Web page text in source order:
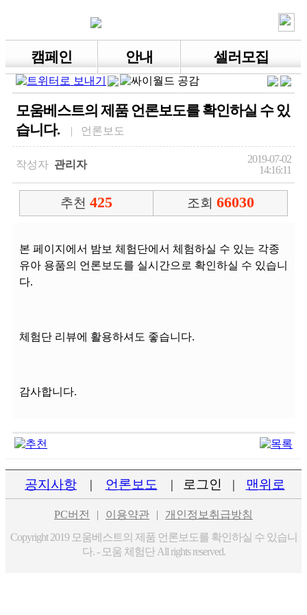
캠페인 안내 셀러모집
모움베스트의 제품 언론보도를 확인하실 수 있
습니다.
| 언론보도
작성자 관리자
2019-07-02
14:16:11
추천 425 조회 66030
본 페이지에서 밤보 체험단에서 체험하실 수 있는 각종
유아 용품의 언론보도를 실시간으로 확인하실 수 있습니
다.
체험단 리뷰에 활용하셔도 좋습니다.
감사합니다.
공지사항 | 언론보도 | 로그인 | 맨위로
PC버전 | 이용약관 |
개인정보취급방침
Copyright 2019 모움베스트의 제품 언론보도를 확인하실 수 있습니
다. - 모움 체험단 All rights reserved.